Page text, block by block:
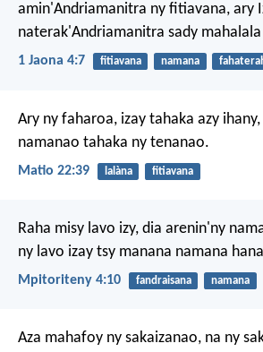
amin'Andriamanitra ny fitiavana, ary
naterak'Andriamanitra sady
1 Jaona 4:7 fitiavana namana
Ary ny faharoa, izay tahaka azy
namanao tahaka ny tenanao.
Matio 22:39 lalàna fitiavana
Raha misy lavo izy, dia arenin'ny
ny lavo izay tsy manana namana
Mpitoriteny 4:10 fandraisana namana
Aza mahafoy ny sakaizanao, na ny